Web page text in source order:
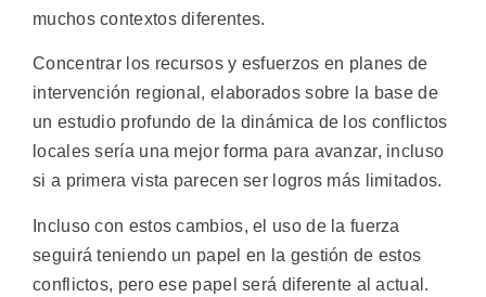
muchos contextos diferentes.
Concentrar los recursos y esfuerzos en planes de
intervención regional, elaborados sobre la base de
un estudio profundo de la dinámica de los conflictos
locales sería una mejor forma para avanzar, incluso
si a primera vista parecen ser logros más limitados.
Incluso con estos cambios, el uso de la fuerza
seguirá teniendo un papel en la gestión de estos
conflictos, pero ese papel será diferente al actual.